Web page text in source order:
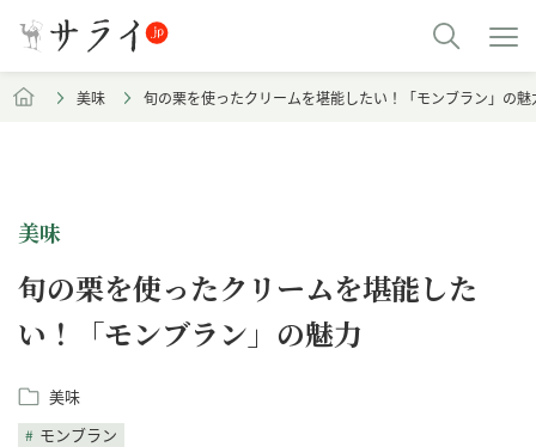
美味 旬の栗を使ったクリームを堪能したい！「モンブラン」の魅
美味
旬の栗を使ったクリームを堪能した
い！「モンブラン」の魅力
美味
モンブラン